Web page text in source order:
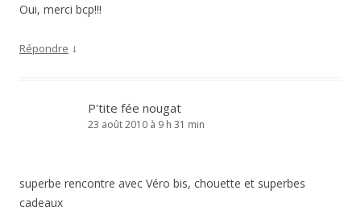
Oui, merci bcp!!!
Répondre ↓
P'tite fée nougat
23 août 2010 à 9 h 31 min
superbe rencontre avec Véro bis, chouette et superbes
cadeaux